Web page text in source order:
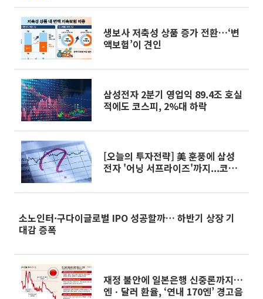
생보사 저축성 상품 증가 전환…‘변
액보험’이 견인
삼성전자 2분기 영업익 89.4조 호실
적에도 코스피, 2%대 하락
[오늘의 투자전략] 美 훈풍에 삼성
전자 '어닝 서프라이즈'까지...코스
소노인터·구다이글로벌 IPO 성공할까… 하반기 상장 기
대감 증폭
재정 불안에 일본은행 신중론까지…
엔ㆍ달러 환율, ‘연내 170엔’ 경고음